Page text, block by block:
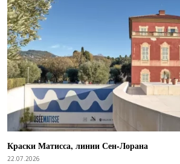
Краски Матисса, линии Сен-Лорана
22.07.2026